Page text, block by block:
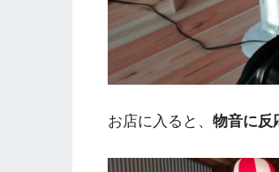
お店に入ると、 物音に反